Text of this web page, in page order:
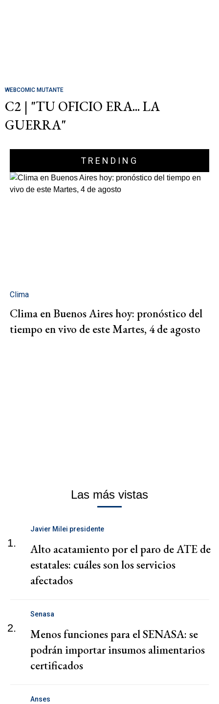
WEBCOMIC MUTANTE
C2 | "TU OFICIO ERA... LA
GUERRA"
TRENDING
Clima
Clima en Buenos Aires hoy: pronóstico del
tiempo en vivo de este Martes, 4 de agosto
Las más vistas
1.
Javier Milei presidente
Alto acatamiento por el paro de ATE de
estatales: cuáles son los servicios
afectados
2.
Senasa
Menos funciones para el SENASA: se
podrán importar insumos alimentarios
certificados
Anses